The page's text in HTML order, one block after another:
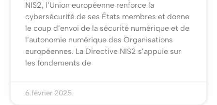
NIS2, l’Union européenne renforce la
cybersécurité de ses États membres et donne
le coup d’envoi de la sécurité numérique et de
l’autonomie numérique des Organisations
européennes. La Directive NIS2 s’appuie sur
les fondements de
6 février 2025